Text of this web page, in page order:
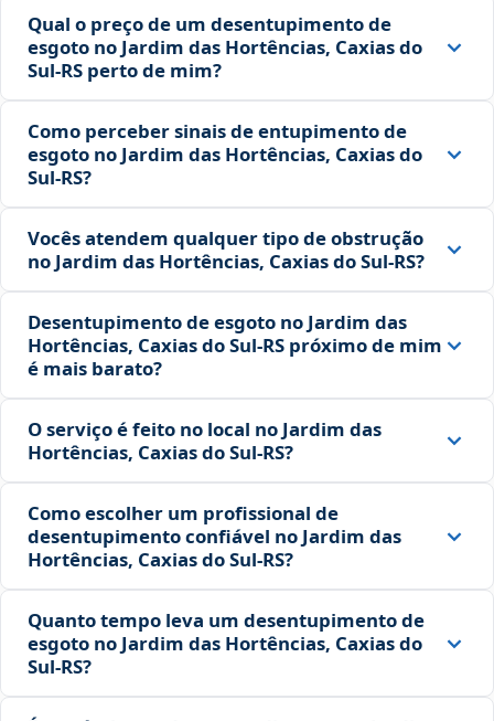
Qual o preço de um desentupimento de
esgoto no Jardim das Hortências, Caxias do
Sul‑RS perto de mim?
Como perceber sinais de entupimento de
esgoto no Jardim das Hortências, Caxias do
Sul‑RS?
Vocês atendem qualquer tipo de obstrução
no Jardim das Hortências, Caxias do Sul‑RS?
Desentupimento de esgoto no Jardim das
Hortências, Caxias do Sul‑RS próximo de mim
é mais barato?
O serviço é feito no local no Jardim das
Hortências, Caxias do Sul‑RS?
Como escolher um profissional de
desentupimento confiável no Jardim das
Hortências, Caxias do Sul‑RS?
Quanto tempo leva um desentupimento de
esgoto no Jardim das Hortências, Caxias do
Sul‑RS?